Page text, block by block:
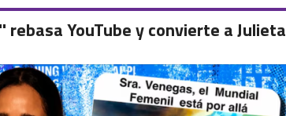
YouTube y convierte a Julieta